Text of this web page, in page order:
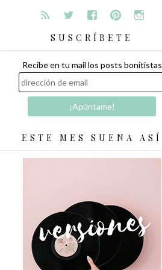
SUSCRÍBETE
Recibe en tu mail los posts bonitistas
ESTE MES SUENA ASÍ